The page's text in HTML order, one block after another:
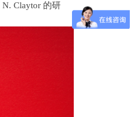
N. Claytor 的研